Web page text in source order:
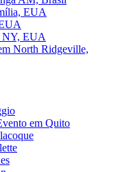
EUA
NY, EUA
North Ridgeville,
em Quito